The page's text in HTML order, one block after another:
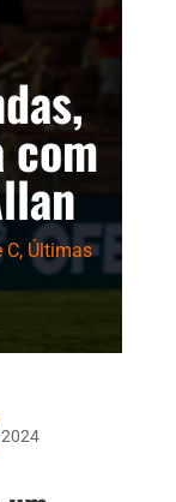
com
C, Últimas